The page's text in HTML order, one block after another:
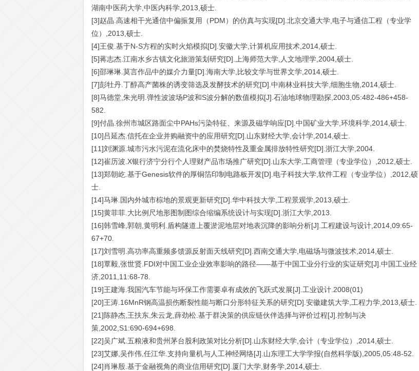
湖南中医药大学,中医内科学,2013,硕士.
[3]赵晶.高速相干光通信中偏振复用（PDM）的仿真与实现[D].北京交通大学,电子与通信工程（专业学
位）,2013,硕士.
[4]王俊.基于N-S方程的实时火焰模拟[D].安徽大学,计算机应用技术,2014,硕士.
[5]蒋志杰.江南水乡古镇文化旅游策划研究[D].上海师范大学,人文地理学,2004,硕士.
[6]邵琳琳.莫言作品中的媒介力量[D].海南大学,比较文学与世界文学,2014,硕士.
[7]彭牡丹.丁醇高产菌株的诱变筛选及发酵技术的研究[D].中南林业科技大学,细胞生物,2014,硕士.
[8]马德堂,朱光明.弹性波波场P波和S波分解的数值模拟[J].石油地球物理勘探,2003,05:482-486+458-
582.
[9]付晶.徐州市城区路面尘中PAHs污染特征、来源及磁学响应[D].中国矿业大学,环境科学,2014,硕士.
[10]吕延杰.信托在企业并购融资中的应用研究[D].山东财经大学,会计学,2014,硕士.
[11]刘渊源.城市污水污泥在流化床中的焚烧特性及重金属排放特性研究[D].浙江大学,2004.
[12]崔历波.X银行济宁分行个人理财产品市场推广研究[D].山东大学,工商管理（专业学位）,2012,硕士.
[13]郑朝屹.基于Genesis软件的厚铜箔印制电路板开发[D].电子科技大学,软件工程（专业学位）,2012,硕
士.
[14]马琳.国内外城市棕地的景观更新研究[D].华中科技大学,工程景观学,2013,硕士.
[15]黄菲菲.大比例尺地形图制图综合缩编系统设计与实现[D].浙江大学,2013.
[16]韩雪峰,郭朝,黄明利.盾构隧道上覆淤泥地层对地表沉降的影响分析[J].工程建设与设计,2014,09:65-
67+70.
[17]刘雪明.高功率高重频多馈源反射面天线研究[D].西南交通大学,电磁场与微波技术,2014,硕士.
[18]覃毅,张世贤.FDI对中国工业企业效率影响的路径——基于中国工业分行业的实证研究[J].中国工业经
济,2011,11:68-78.
[19]王建海.我国汽车节能与环保工作需要卓有成效的飞跃式发展[J].工业设计.2008(01)
[20]王涛.16MnR钢高温损伤断裂性能与断口分形特征关系的研究[D].安徽建筑大学,工程力学,2013,硕士.
[21]陈静杰,王扶东,朱云龙,薛劲松.基于群决策的供应链伙伴选择与评价过程[J].控制与决
策,2002,S1:690-694+698.
[22]吴广斌.五粮液和贵州茅台股利政策对比分析[D].山东财经大学,会计（专业学位）,2014,硕士.
[23]艾娜,吴作伟,任江华.支持向量机与人工神经网络[J].山东理工大学学报(自然科学版),2005,05:48-52.
[24]肖琳殷.基于金融视角的商业信用研究[D].厦门大学,财务学,2014,硕士.